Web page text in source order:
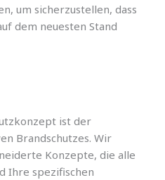
um sicherzustellen, dass
dem neuesten Stand
ist der
Brandschutzes. Wir
Konzepte, die alle
Ihre spezifischen